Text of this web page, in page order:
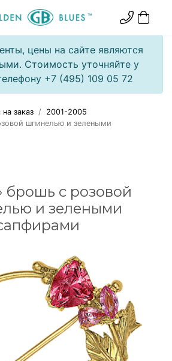
цены на сайте являются
Стоимость уточняйте у
+7 (495) 109 05 72
заказ
2001-2005
шпинелью и зелеными
брошь с розовой
и зелеными